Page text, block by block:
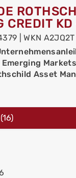
CREDIT
| WKN A2JQ2T
Markets
Asset